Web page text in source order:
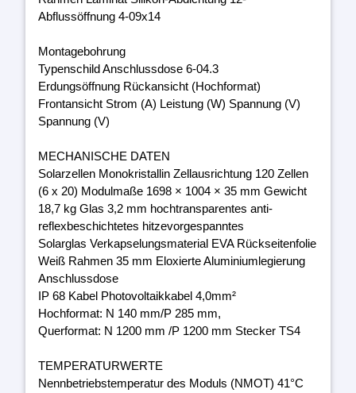
Abflussöffnung 4-09x14
Montagebohrung
Typenschild Anschlussdose 6-04.3
Erdungsöffnung Rückansicht (Hochformat)
Frontansicht Strom (A) Leistung (W) Spannung (V)
Spannung (V)
MECHANISCHE DATEN
Solarzellen Monokristallin Zellausrichtung 120 Zellen
(6 x 20) Modulmaße 1698 × 1004 × 35 mm Gewicht
18,7 kg Glas 3,2 mm hochtransparentes anti-
reflexbeschichtetes hitzevorgespanntes
Solarglas Verkapselungsmaterial EVA Rückseitenfolie
Weiß Rahmen 35 mm Eloxierte Aluminiumlegierung
Anschlussdose
IP 68 Kabel Photovoltaikkabel 4,0mm²
Hochformat: N 140 mm/P 285 mm,
Querformat: N 1200 mm /P 1200 mm Stecker TS4
TEMPERATURWERTE
Nennbetriebstemperatur des Moduls (NMOT) 41°C